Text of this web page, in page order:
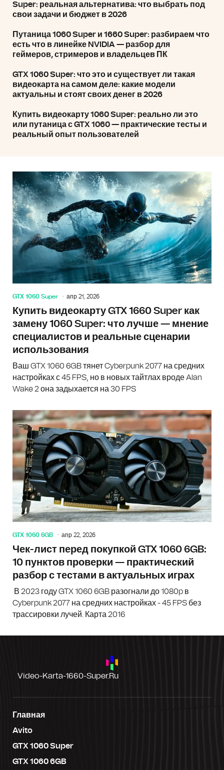
Super: реальная альтернатива: что выбрать под
свои задачи и бюджет в 2026
Путаница 1060 Super и 1660 Super: разбираем что
есть что в линейке NVIDIA — разбор для
геймеров, стримеров и владельцев ПК
GTX 1060 Super: что это и существует ли такая
видеокарта на самом деле: какие модели
актуальны и стоят своих денег в 2026
Купить видеокарту 1060 Super: реально ли это
или путаница с GTX 1060 — практические тесты и
реальный опыт пользователей
GTX 1060 Super апр 21, 2026
Купить видеокарту GTX 1660 Super как
замену 1060 Super: что лучше — мнение
специалистов и реальные сценарии
использования
Ваш GTX 1060 6GB тянет Cyberpunk 2077 на средних
настройках с 45 FPS, но в новых тайтлах вроде Alan
Wake 2 она задыхается на 30 FPS
GTX 1060 6GB апр 22, 2026
Чек-лист перед покупкой GTX 1060 6GB:
10 пунктов проверки — практический
разбор с тестами в актуальных играх
В 2023 году GTX 1060 6GB разогнали до 1080p в
Cyberpunk 2077 на средних настройках - 45 FPS без
трассировки лучей. Карта 2016
Video-Karta-1660-Super.ru
Главная
Avito
GTX 1060 Super
GTX 1060 6GB